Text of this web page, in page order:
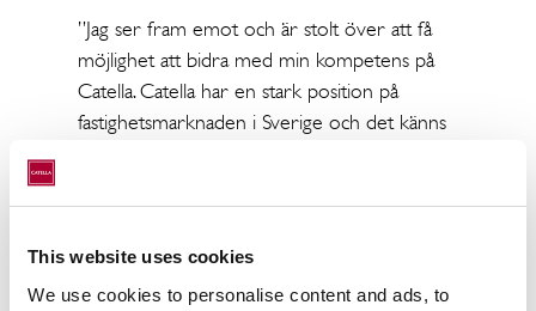
This website uses cookies
We use cookies to personalise content and ads, to
”Jag ser fram emot och är stolt över att få
möjlighet att bidra med min kompetens på
Catella. Catella har en stark position på
fastighetsmarknaden i Sverige och det känns
säger Pernilla Hallin, blivande partner på
Catellas Corporate Finance.
Catella har en ledande position inom